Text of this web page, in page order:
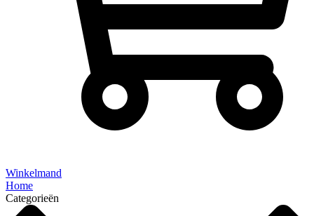
Winkelmand
Home
Categorieën